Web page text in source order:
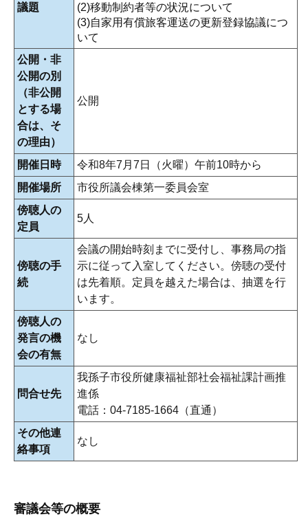
議題
(2)移動制約者等の状況について
(3)自家用有償旅客運送の更新登録協議につ
いて
公開・非
公開の別
（非公開
とする場
合は、そ
の理由）
公開
開催日時
令和8年7月7日（火曜）午前10時から
開催場所
市役所議会棟第一委員会室
傍聴人の
定員
5人
傍聴の手
続
会議の開始時刻までに受付し、事務局の指
示に従って入室してください。傍聴の受付
は先着順。定員を越えた場合は、抽選を行
います。
傍聴人の
発言の機
会の有無
なし
問合せ先
我孫子市役所健康福祉部社会福祉課計画推
進係
電話：04-7185-1664（直通）
その他連
絡事項
なし
審議会等の概要